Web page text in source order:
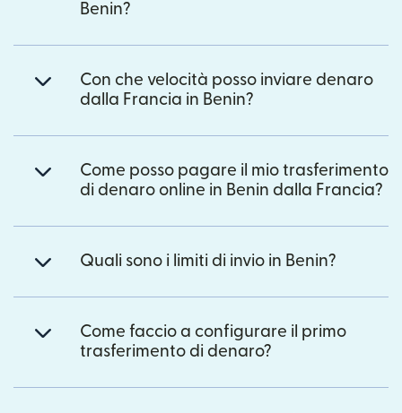
Benin?
Con che velocità posso inviare denaro
dalla Francia in Benin?
Come posso pagare il mio trasferimento
di denaro online in Benin dalla Francia?
Quali sono i limiti di invio in Benin?
Come faccio a configurare il primo
trasferimento di denaro?